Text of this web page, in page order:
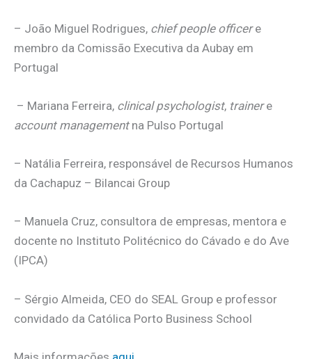
– João Miguel Rodrigues, chief people officere
membro da Comissão Executiva da Aubay em
Portugal
– Mariana Ferreira, clinical psychologist, trainere
account managementna Pulso Portugal
– Natália Ferreira, responsável de Recursos Humanos
da Cachapuz – Bilancai Group
– Manuela Cruz, consultora de empresas, mentora e
docente no Instituto Politécnico do Cávado e do Ave
(IPCA)
– Sérgio Almeida, CEO do SEAL Group e professor
convidado da Católica Porto Business School